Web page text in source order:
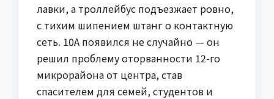
лавки, а троллейбус подъезжает ровно,
с тихим шипением штанг о контактную
сеть. 10А появился не случайно — он
решил проблему оторванности 12-го
микрорайона от центра, став
спасителем для семей, студентов и